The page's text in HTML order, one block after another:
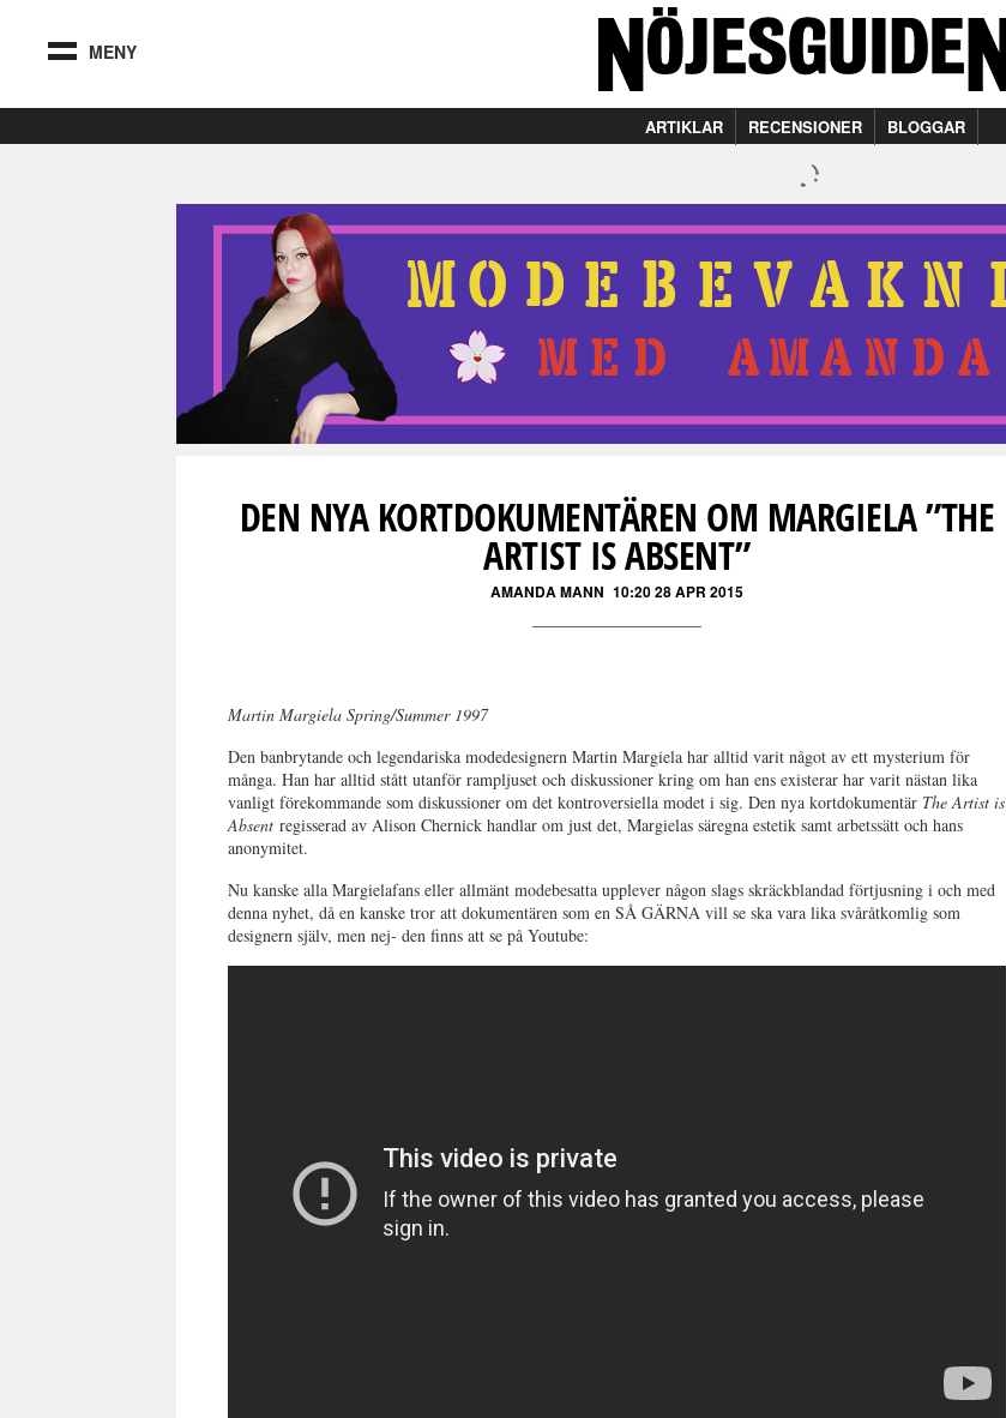
MENY
ARTIKLAR RECENSIONER BLOGGAR
DEN NYA KORTDOKUMENTÄREN OM MARGIELA ”THE
ARTIST IS ABSENT”
AMANDA MANN 10:20 28 APR 2015
Martin Margiela Spring/Summer 1997
Den banbrytande och legendariska modedesignern Martin Margiela har alltid varit något av ett mysterium för
många. Han har alltid stått utanför rampljuset och diskussioner kring om han ens existerar har varit nästan lika
vanligt förekommande som diskussioner om det kontroversiella modet i sig. Den nya kortdokumentär The Artist is
Absent regisserad av Alison Chernick handlar om just det, Margielas säregna estetik samt arbetssätt och hans
anonymitet.
Nu kanske alla Margielafans eller allmänt modebesatta upplever någon slags skräckblandad förtjusning i och med
denna nyhet, då en kanske tror att dokumentären som en SÅ GÄRNA vill se ska vara lika svåråtkomlig som
designern själv, men nej- den finns att se på Youtube: